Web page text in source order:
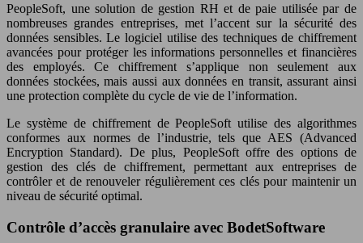
PeopleSoft, une solution de gestion RH et de paie utilisée par de
nombreuses grandes entreprises, met l’accent sur la sécurité des
données sensibles. Le logiciel utilise des techniques de chiffrement
avancées pour protéger les informations personnelles et financières
des employés. Ce chiffrement s’applique non seulement aux
données stockées, mais aussi aux données en transit, assurant ainsi
une protection complète du cycle de vie de l’information.
Le système de chiffrement de PeopleSoft utilise des algorithmes
conformes aux normes de l’industrie, tels que AES (Advanced
Encryption Standard). De plus, PeopleSoft offre des options de
gestion des clés de chiffrement, permettant aux entreprises de
contrôler et de renouveler régulièrement ces clés pour maintenir un
niveau de sécurité optimal.
Contrôle d’accès granulaire avec BodetSoftware